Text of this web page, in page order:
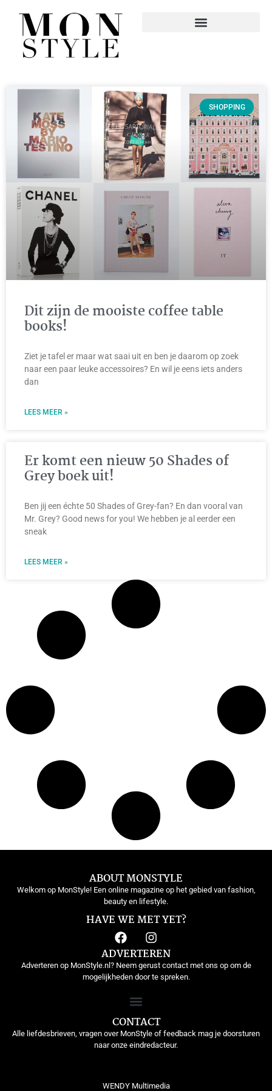
SHOPPING
Dit zijn de mooiste coffee table
books!
Ziet je tafel er maar wat saai uit en ben je daarom op zoek
naar een paar leuke accessoires? En wil je eens iets anders
dan
LEES MEER »
Er komt een nieuw 50 Shades of
Grey boek uit!
Ben jij een échte 50 Shades of Grey-fan? En dan vooral van
Mr. Grey? Good news for you! We hebben je al eerder een
sneak
LEES MEER »
ABOUT MONSTYLE
Welkom op MonStyle! Een online magazine op het gebied van fashion,
beauty en lifestyle.
HAVE WE MET YET?
ADVERTEREN
Adverteren op MonStyle.nl? Neem gerust contact met ons op om de
mogelijkheden door te spreken.
CONTACT
Alle liefdesbrieven, vragen over MonStyle of feedback mag je doorsturen
naar onze eindredacteur.
WENDY Multimedia